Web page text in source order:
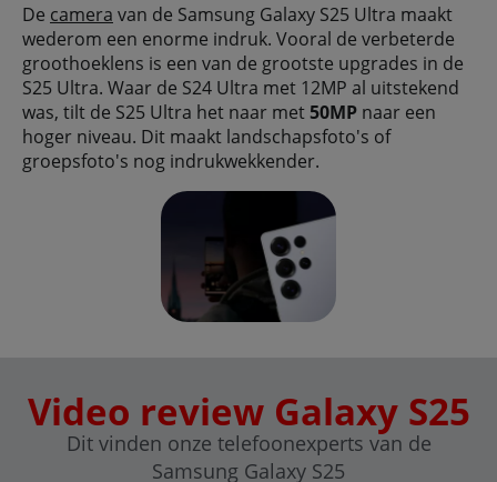
De camera van de Samsung Galaxy S25 Ultra maakt
wederom een enorme indruk. Vooral de verbeterde
groothoeklens is een van de grootste upgrades in de
S25 Ultra. Waar de S24 Ultra met 12MP al uitstekend
was, tilt de S25 Ultra het naar met50MP naar een
hoger niveau. Dit maakt landschapsfoto's of
groepsfoto's nog indrukwekkender.
Video review Galaxy S25
Dit vinden onze telefoonexperts van de
Samsung Galaxy S25